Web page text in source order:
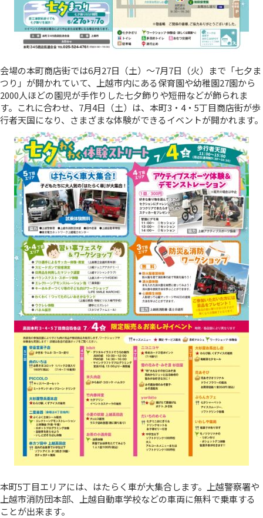
会場の本町商店街では6月27日（土）～7月7日（火）まで「七夕ま
つり」が開かれていて、上越市内にある保育園や幼稚園27園から
2000人ほどの園児が手作りした七夕飾りや短冊などが飾られま
す。これに合わせ、7月4日（土）は、本町3・4・5丁目商店街が歩
行者天国になり、さまざまな体験ができるイベントが開かれます。
本町5丁目エリアには、はたらく車が大集合します。上越警察署や
上越市消防団本部、上越自動車学校などの車両に無料で乗車する
ことが出来ます。